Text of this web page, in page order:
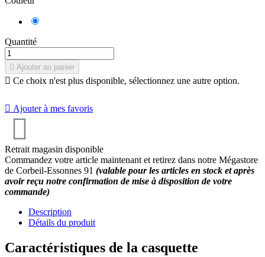
Quantité
 Ajouter au panier
 Ce choix n'est plus disponible, sélectionnez une autre option.
 Ajouter à mes favoris
Retrait magasin disponible
Commandez votre article maintenant et retirez dans notre Mégastore
de Corbeil-Essonnes 91 (valable pour les articles en stock et après
avoir reçu notre confirmation de mise à disposition de votre
commande)
Description
Détails du produit
Caractéristiques de la casquette